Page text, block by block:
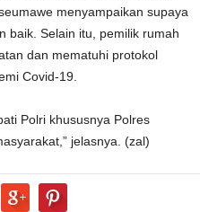
menyampaikan supaya
baik. Selain itu, pemilik rumah
dan mematuhi protokol
Covid-19.
Polri khususnya Polres
jelasnya. (zal)